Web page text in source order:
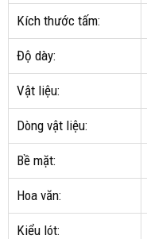
Kích thước tấm:
Độ dày:
Vật liệu:
Dòng vật liệu:
Bề mặt:
Hoa văn:
Kiểu lót: